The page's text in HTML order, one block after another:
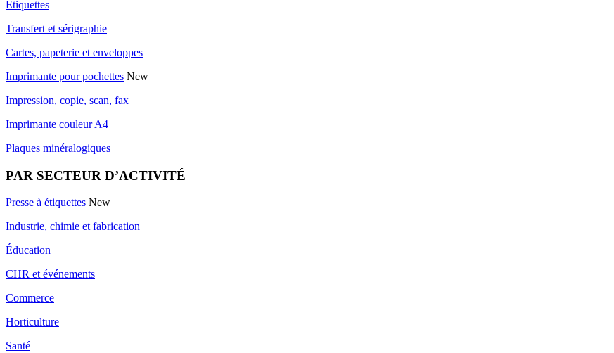
Étiquettes
Transfert et sérigraphie
Cartes, papeterie et enveloppes
Imprimante pour pochettes New
Impression, copie, scan, fax
Imprimante couleur A4
Plaques minéralogiques
PAR SECTEUR D’ACTIVITÉ
Presse à étiquettes New
Industrie, chimie et fabrication
Éducation
CHR et événements
Commerce
Horticulture
Santé